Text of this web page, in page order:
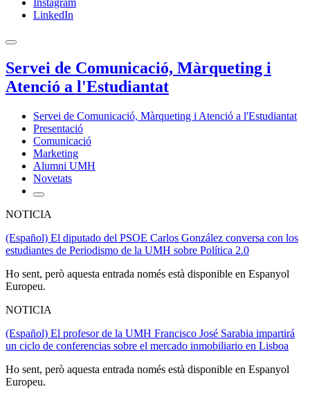
Instagram
LinkedIn
Servei de Comunicació, Màrqueting i
Atenció a l'Estudiantat
Servei de Comunicació, Màrqueting i Atenció a l'Estudiantat
Presentació
Comunicació
Marketing
Alumni UMH
Novetats
NOTICIA
(Español) El diputado del PSOE Carlos González conversa con los
estudiantes de Periodismo de la UMH sobre Política 2.0
Ho sent, però aquesta entrada només està disponible en Espanyol
Europeu.
NOTICIA
(Español) El profesor de la UMH Francisco José Sarabia impartirá
un ciclo de conferencias sobre el mercado inmobiliario en Lisboa
Ho sent, però aquesta entrada només està disponible en Espanyol
Europeu.